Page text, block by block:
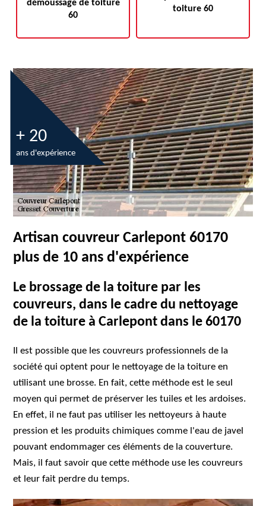
démoussage de toiture
60
toiture 60
+ 20
ans d'expérience
Artisan couvreur Carlepont 60170
plus de 10 ans d'expérience
Le brossage de la toiture par les
couvreurs, dans le cadre du nettoyage
de la toiture à Carlepont dans le 60170
Il est possible que les couvreurs professionnels de la
société qui optent pour le nettoyage de la toiture en
utilisant une brosse. En fait, cette méthode est le seul
moyen qui permet de préserver les tuiles et les ardoises.
En effet, il ne faut pas utiliser les nettoyeurs à haute
pression et les produits chimiques comme l'eau de javel
pouvant endommager ces éléments de la couverture.
Mais, il faut savoir que cette méthode use les couvreurs
et leur fait perdre du temps.